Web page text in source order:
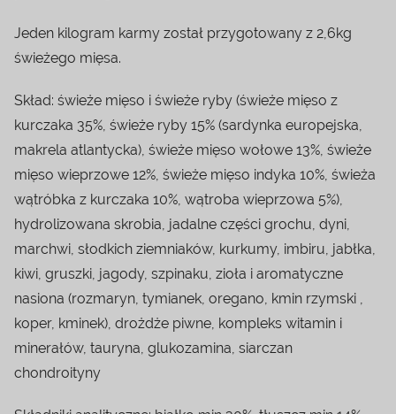
Jeden kilogram karmy został przygotowany z 2,6kg
świeżego mięsa.
Skład: świeże mięso i świeże ryby (świeże mięso z
kurczaka 35%, świeże ryby 15% (sardynka europejska,
makrela atlantycka), świeże mięso wołowe 13%, świeże
mięso wieprzowe 12%, świeże mięso indyka 10%, świeża
wątróbka z kurczaka 10%, wątroba wieprzowa 5%),
hydrolizowana skrobia, jadalne części grochu, dyni,
marchwi, słodkich ziemniaków, kurkumy, imbiru, jabłka,
kiwi, gruszki, jagody, szpinaku, zioła i aromatyczne
nasiona (rozmaryn, tymianek, oregano, kmin rzymski ,
koper, kminek), drożdże piwne, kompleks witamin i
minerałów, tauryna, glukozamina, siarczan
chondroityny